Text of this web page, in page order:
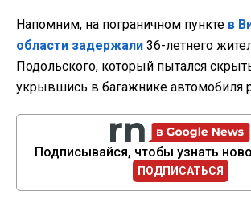
Напомним, на пограничном пункте в
области задержали 36-летнего
Подольского, который пытался
укрывшись в багажнике автомобиля
Подписывайся, чтобы узнать
ПОДПИСАТЬСЯ